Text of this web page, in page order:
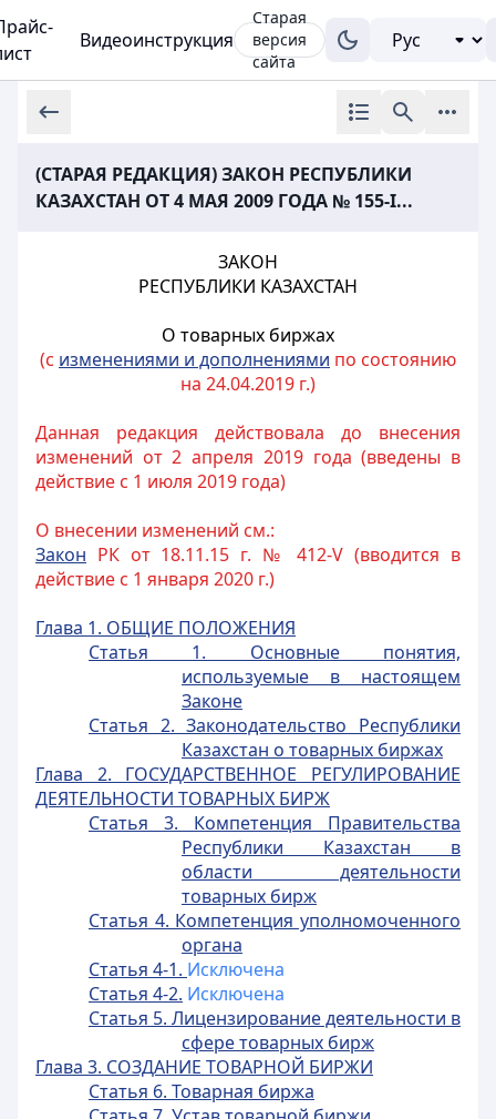
Видеоинструкция
Старая
версия
сайта
(СТАРАЯ РЕДАКЦИЯ) ЗАКОН РЕСПУБЛИКИ
КАЗАХСТАН ОТ 4 МАЯ 2009 ГОДА № 155-I...
ЗАКОН
РЕСПУБЛИКИ КАЗАХСТАН
О товарных биржах
(с изменениями и дополнениями по состоянию
на 24.04.2019 г.)
Данная редакция действовала до внесения
изменений от 2 апреля 2019 года (введены в
действие с 1 июля 2019 года)
О внесении изменений см.:
Закон РК от 18.11.15 г. № 412-V (вводится в
действие с 1 января 2020 г.)
Глава 1. ОБЩИЕ ПОЛОЖЕНИЯ
Статья 1. Основные понятия,
используемые в настоящем
Законе
Статья 2. Законодательство Республики
Казахстан о товарных биржах
Глава 2. ГОСУДАРСТВЕННОЕ РЕГУЛИРОВАНИЕ
ДЕЯТЕЛЬНОСТИ ТОВАРНЫХ БИРЖ
Статья 3. Компетенция Правительства
Республики Казахстан в
области деятельности
товарных бирж
Статья 4. Компетенция уполномоченного
органа
Статья 4-1. Исключена
Статья 4-2. Исключена
Статья 5. Лицензирование деятельности в
сфере товарных бирж
Глава 3. СОЗДАНИЕ ТОВАРНОЙ БИРЖИ
Статья 6. Товарная биржа